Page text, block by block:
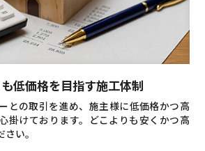
低価格を目指す施工体制
との取引を進め、施主様に低価格かつ高
掛けております。どこよりも安くかつ高
い。